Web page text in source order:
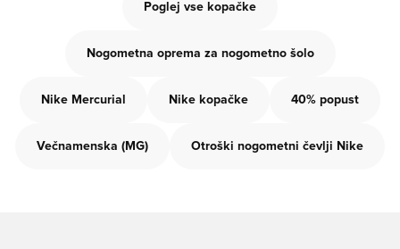
Poglej vse kopačke
Nogometna oprema za nogometno šolo
Nike Mercurial Nike kopačke 40% popust
Večnamenska (MG) Otroški nogometni čevlji Nike